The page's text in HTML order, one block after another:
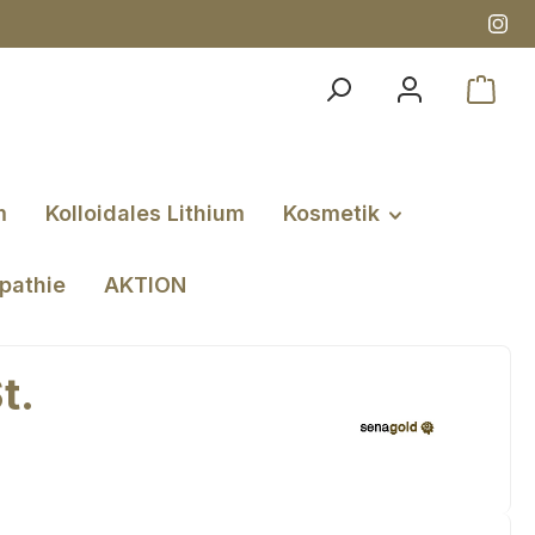
Kolloidales Lithium Kosmetik
AKTION